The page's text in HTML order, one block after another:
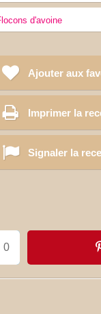
Flocons d'avoine
Ajouter aux
Imprimer la
Signaler la
0